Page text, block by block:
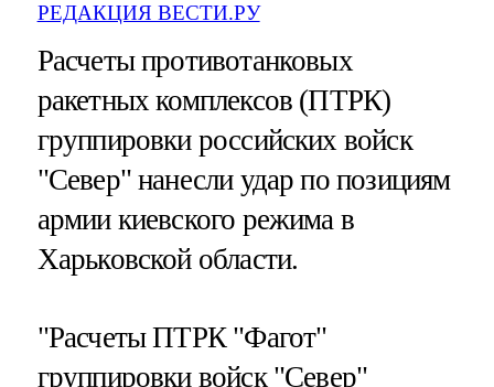
РЕДАКЦИЯ ВЕСТИ.РУ
Расчеты противотанковых
ракетных комплексов (ПТРК)
группировки российских войск
"Север" нанесли удар по позициям
армии киевского режима в
Харьковской области.
"Расчеты ПТРК "Фагот"
группировки войск "Север"